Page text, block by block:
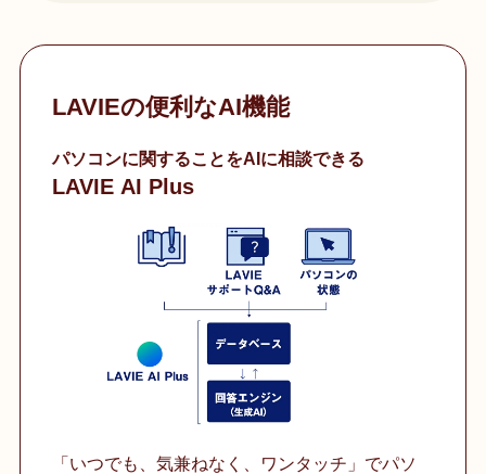
LAVIEの便利なAI機能
パソコンに関することをAIに相談できる
LAVIE AI Plus
「いつでも、気兼ねなく、ワンタッチ」でパソ